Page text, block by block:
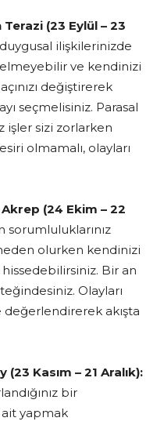
(23 Eylül – 23
ilişkilerinizde
ve kendinizi
değiştirerek
seçmelisiniz. Parasal
işler sizi zorlarken
olmamalı, olayları
(24 Ekim – 22
sorumluluklarınız
olurken kendinizi
Bir an
Olayları
akışta
Kasım – 21 Aralık):
bir
yapmak